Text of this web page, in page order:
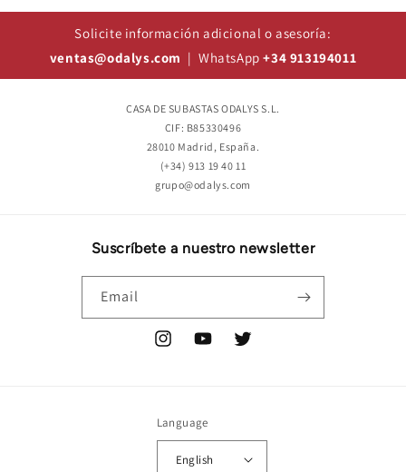
Solicite información adicional o asesoría:
ventas@odalys.com | WhatsApp+34 913194011
CASA DE SUBASTAS ODALYS S.L.
CIF: B85330496
28010 Madrid, España.
(+34) 913 19 40 11
grupo@odalys.com
Suscríbete a nuestro newsletter
Email
InstagramYouTubeTwitter
Language
English